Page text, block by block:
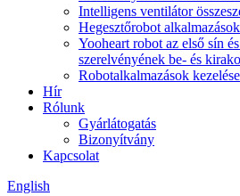
Intelligens ventilátor
Hegesztőrobot alkalmazások
Yooheart robot az első sín
szerelvényének be- és
Robotalkalmazások kezelése
Hír
Rólunk
Gyárlátogatás
Bizonyítvány
Kapcsolat
English